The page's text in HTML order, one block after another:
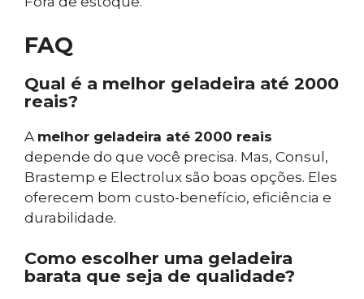
FAQ
Qual é a melhor geladeira até 2000
reais?
A melhor geladeira até 2000 reais
depende do que você precisa. Mas, Consul,
Brastemp e Electrolux são boas opções. Eles
oferecem bom custo-benefício, eficiência e
durabilidade.
Como escolher uma geladeira
barata que seja de qualidade?